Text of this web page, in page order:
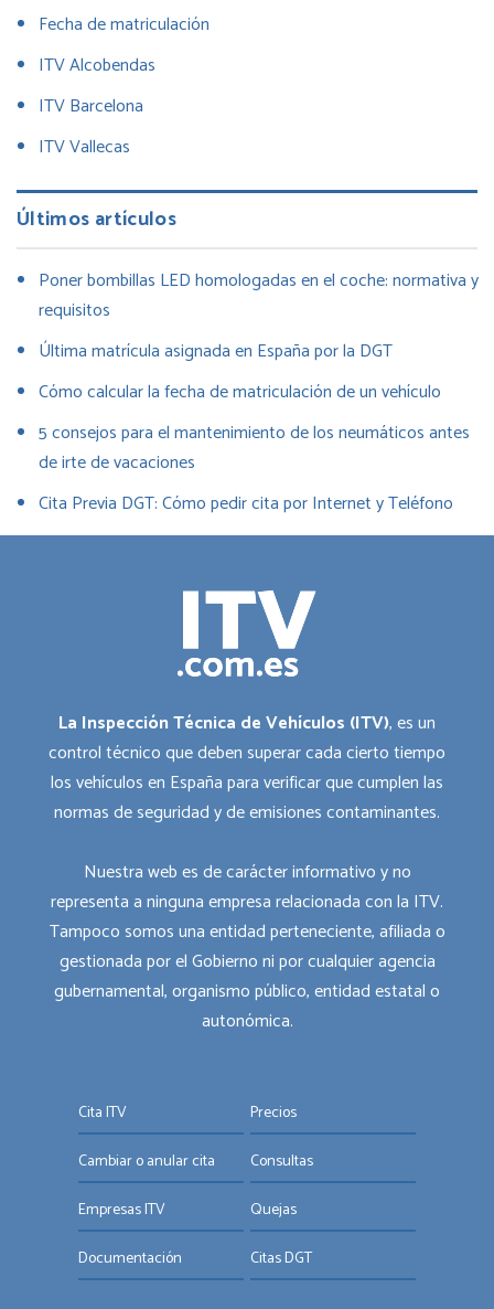
Fecha de matriculación
ITV Alcobendas
ITV Barcelona
ITV Vallecas
Últimos artículos
Poner bombillas LED homologadas en el coche: normativa y
requisitos
Última matrícula asignada en España por la DGT
Cómo calcular la fecha de matriculación de un vehículo
5 consejos para el mantenimiento de los neumáticos antes
de irte de vacaciones
Cita Previa DGT: Cómo pedir cita por Internet y Teléfono
La Inspección Técnica de Vehículos (ITV), es un
control técnico que deben superar cada cierto tiempo
los vehículos en España para verificar que cumplen las
normas de seguridad y de emisiones contaminantes.
Nuestra web es de carácter informativo y no
representa a ninguna empresa relacionada con la ITV.
Tampoco somos una entidad perteneciente, afiliada o
gestionada por el Gobierno ni por cualquier agencia
gubernamental, organismo público, entidad estatal o
autonómica.
Cita ITV
Cambiar o anular cita
Empresas ITV
Documentación
Precios
Consultas
Quejas
Citas DGT